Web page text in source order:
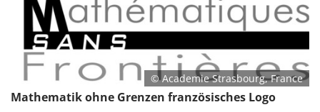
© Academie Strasbourg, France
Mathematik ohne Grenzen französisches Logo